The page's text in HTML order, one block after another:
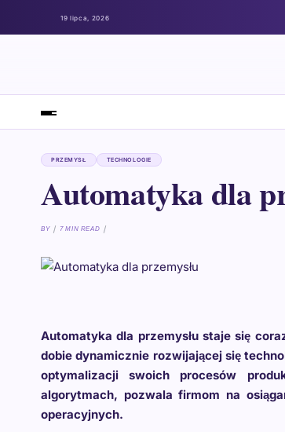
19 lipca, 2026
PRZEMYSŁ TECHNOLOGIE
Automatyka dla
BY 7 MIN READ
Automatyka dla przemysłu staje się
dobie dynamicznie rozwijającej się
optymalizacji swoich procesów
algorytmach, pozwala firmom na
operacyjnych.